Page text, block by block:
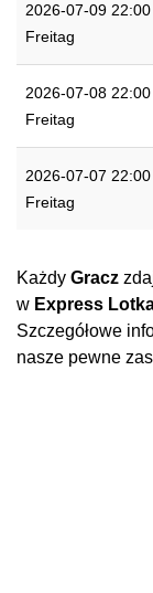
2026-07-09 22:00
Freitag
2026-07-08 22:00
Freitag
2026-07-07 22:00
Freitag
Każdy Gracz
w Express
Szczegółowe
nasze pewne